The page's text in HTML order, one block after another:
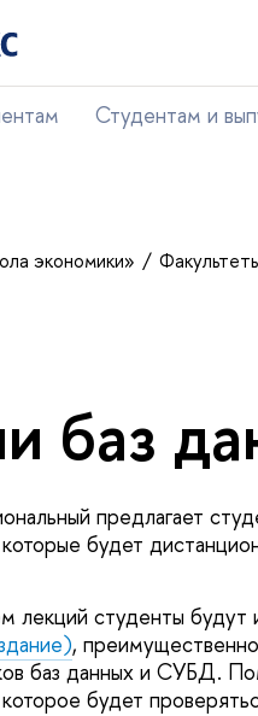
Студентам и
экономики»
баз
предлагает
будет
лекций студенты будут
,
баз данных и СУБД.
будет